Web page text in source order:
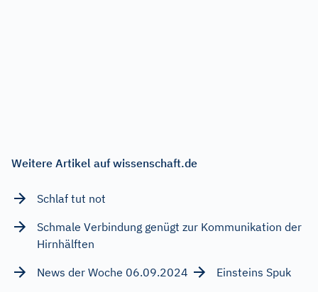
Weitere Artikel auf wissenschaft.de
Schlaf tut not
Schmale Verbindung genügt zur Kommunikation der
Hirnhälften
News der Woche 06.09.2024
Einsteins Spuk